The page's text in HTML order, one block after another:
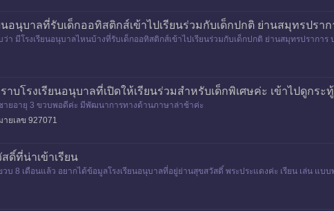
อนุบาลที่รับเด็กออทิสติกส์เข้าไปเรียนร่วมกับเด็กปกติ ย่านสมุทรปรา
มีโรงเรียนอนุบาลไหนบ้างที่รับเด็กออทิสติกส์เข้าไปเรียนร่วมกับเด็กปกติ ย่านสมุทรปราการ
าบโรงเรียนอนุบาลที่เปิดให้เรียนร่วมสำหรับเด็กพิเศษค่ะ เข้าไปดูกร
ายอายุ 3 ขวบพอดีค่ะ มีพัฒนาการทางด้านภาษาล่าช้าค่ะ
ยเลข 927071
ดิ์ที่น่าเข้าเรียน
8 เดือนแล้ว อยากได้ข้อมูลโรงเรียนอนุบาลที่อยู่ย่านสุขสวัสดิ์ พระประแดงค่ะ เรียน เล่น แ